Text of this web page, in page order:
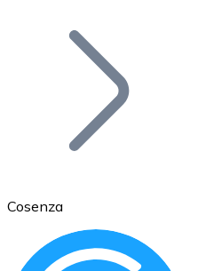
Bitcoin
Cosenza